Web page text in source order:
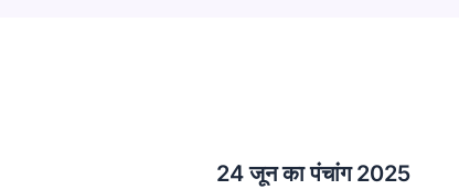
24 जून का पंचांग 2025